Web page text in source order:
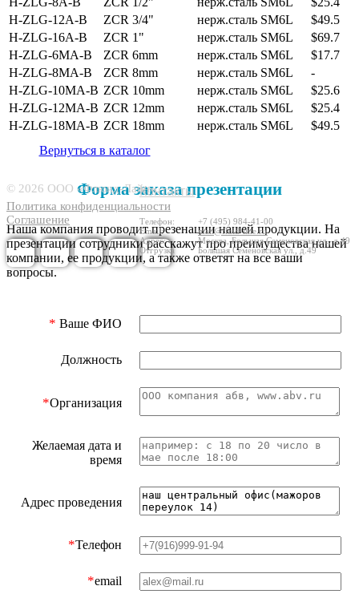
H-ZLG-12A-B
ZCR 3/4" нерж.сталь SM6L
$49.5
H-ZLG-16A-B
ZCR 1" нерж.сталь SM6L
$69.7
H-ZLG-6MA-B
ZCR 6mm нерж.сталь SM6L
$17.7
H-ZLG-8MA-B
ZCR 8mm нерж.сталь SM6L
-
H-ZLG-10MA-B ZCR 10mm нерж.сталь SM6L
$25.6
H-ZLG-12MA-B ZCR 12mm нерж.сталь SM6L
$25.4
H-ZLG-18MA-B ZCR 18mm нерж.сталь SM6L
$49.5
Вернуться в каталог
© 2026 ООО «Флюид-Лайн»
Политика конфиденциальности
Соглашение
Контакты
Телефон:
Email:
Адрес:
Отгрузка
+7 (495) 984-41-00
mail@fluid-line.ru
Москва,БольшаяCеменовская ул., д.49
БольшаяCеменовская ул., д.49
Форма заказа презентации
Наша компания проводит презенации нашей продукции. На
презентации сотрудники расскажут про преимущества нашей
компании, ее продукции, а также ответят на все ваши
вопросы.
* Ваше ФИО
Должность
*Организация
Желаемая дата и
время
Адрес проведения
*Телефон
*email